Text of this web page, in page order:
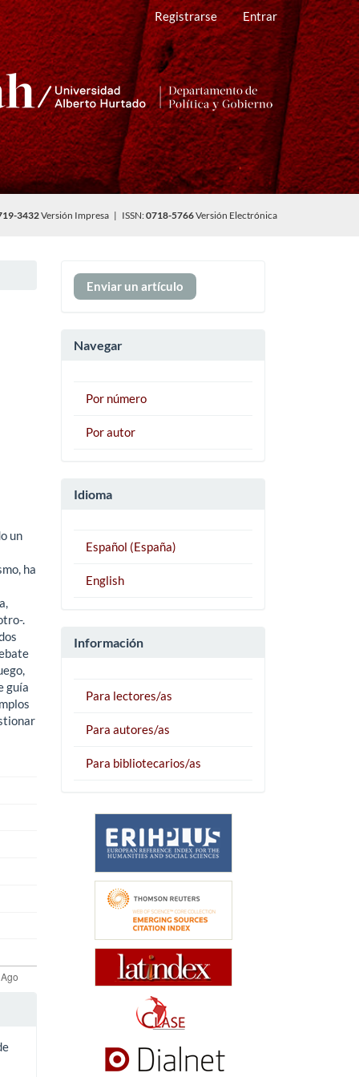
Registrarse Entrar
3432Versión Impresa | ISSN:0718-5766Versión Electrónica
un
ha
.
guía
Enviar
un
Enviar un artículo
Navegar
Por número
Por autor
Idioma
Español (España)
English
Información
Para lectores/as
Para autores/as
Para bibliotecarios/as